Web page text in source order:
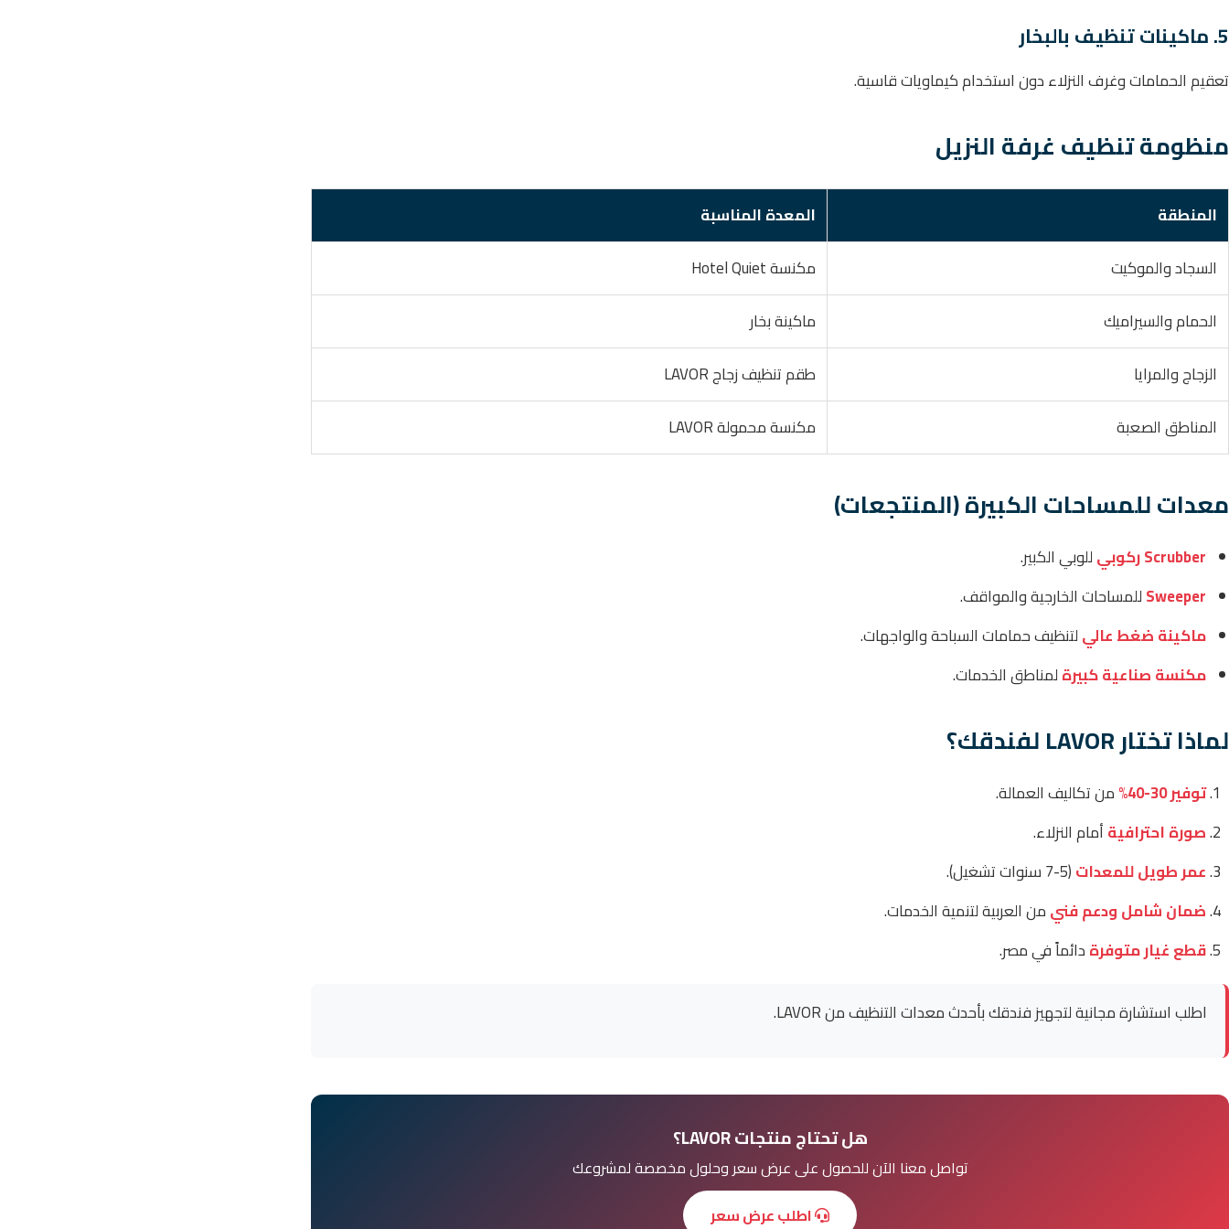
5. ماكينات تنظيف بالبخار
تعقيم الحمامات وغرف النزلاء دون استخدام كيماويات قاسية.
منظومة تنظيف غرفة النزيل
المنطقة
المعدة المناسبة
السجاد والموكيت
مكنسة Hotel Quiet
الحمام والسيراميك
ماكينة بخار
الزجاج والمرايا
طقم تنظيف زجاج LAVOR
المناطق الصعبة
مكنسة محمولة LAVOR
معدات للمساحات الكبيرة (المنتجعات)
Scrubber ركوبي
للوبي الكبير.
Sweeperللمساحات الخارجية والمواقف.
ماكينة ضغط عاليلتنظيف حمامات السباحة والواجهات.
مكنسة صناعية كبيرةلمناطق الخدمات.
لماذا تختار LAVOR لفندقك؟
توفير 30-40%
من تكاليف العمالة.
صورة احترافيةأمام النزلاء.
عمر طويل للمعدات(5-7 سنوات تشغيل).
ضمان شامل ودعم فنيمن العربية لتنمية الخدمات.
قطع غيار متوفرةدائماً في مصر.
اطلب استشارة مجانية لتجهيز فندقك بأحدث معدات التنظيف من LAVOR.
هل تحتاج منتجات LAVOR؟
تواصل معنا الآن للحصول على عرض سعر وحلول مخصصة لمشروعك
اطلب عرض سعر